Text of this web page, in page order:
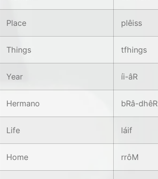
Place plêiss
Things tfhings
Year íi-âR
Hermano bRâ-dhêR
Life láif
Home rrôM